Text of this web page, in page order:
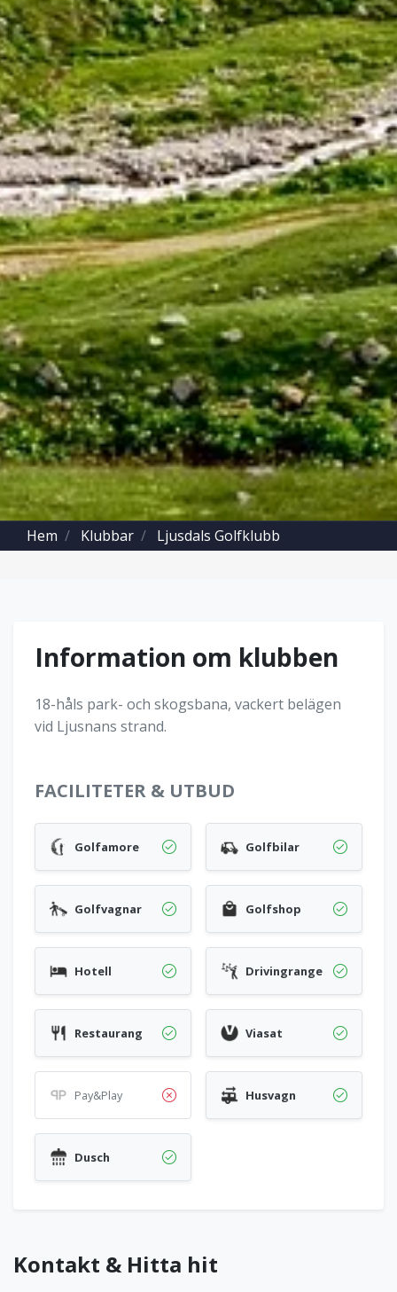
Hem Klubbar Ljusdals Golfklubb
Information om klubben
18-håls park- och skogsbana, vackert belägen
vid Ljusnans strand.
FACILITETER & UTBUD
Golfamore Golfbilar
Golfvagnar Golfshop
Hotell Drivingrange
Restaurang Viasat
Pay&Play Husvagn
Dusch
Kontakt & Hitta hit